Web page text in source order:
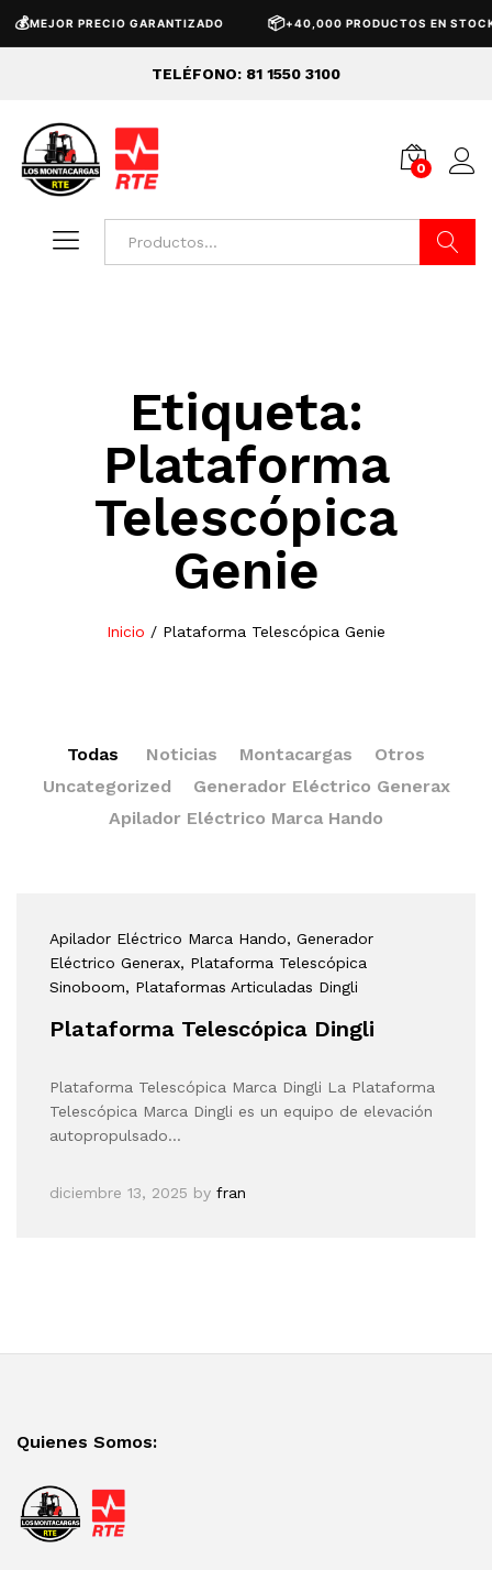
💰MEJOR PRECIO GARANTIZADO 📦+40,000 PRODUCTOS EN STOCK
TELÉFONO: 81 1550 3100
0
Etiqueta:
Plataforma
Telescópica
Genie
Inicio / Plataforma Telescópica Genie
Todas Noticias Montacargas
Otros
Uncategorized
Generador Eléctrico Generax
Apilador Eléctrico Marca Hando
Apilador Eléctrico Marca Hando, Generador
Eléctrico Generax, Plataforma Telescópica
Sinoboom, Plataformas Articuladas Dingli
Plataforma Telescópica Dingli
Plataforma Telescópica Marca Dingli La Plataforma
Telescópica Marca Dingli es un equipo de elevación
autopropulsado…
diciembre 13, 2025 by fran
Quienes Somos: